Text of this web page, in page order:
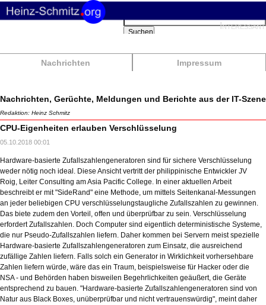
Nachrichten Impressum
Suchbegriffe
Suchen
Nachrichten, Gerüchte, Meldungen und Berichte aus der IT-Szene
Redaktion: Heinz Schmitz
CPU-Eigenheiten erlauben Verschlüsselung
05.10.2018 00:01
Hardware-basierte Zufallszahlengeneratoren sind für sichere Verschlüsselung
weder nötig noch ideal. Diese Ansicht vertritt der philippinische Entwickler JV
Roig, Leiter Consulting am Asia Pacific College. In einer aktuellen Arbeit
beschreibt er mit "SideRand" eine Methode, um mittels Seitenkanal-Messungen
an jeder beliebigen CPU verschlüsselungstaugliche Zufallszahlen zu gewinnen.
Das biete zudem den Vorteil, offen und überprüfbar zu sein. Verschlüsselung
erfordert Zufallszahlen. Doch Computer sind eigentlich deterministische Systeme,
die nur Pseudo-Zufallszahlen liefern. Daher kommen bei Servern meist spezielle
Hardware-basierte Zufallszahlengeneratoren zum Einsatz, die ausreichend
zufällige Zahlen liefern. Falls solch ein Generator in Wirklichkeit vorhersehbare
Zahlen liefern würde, wäre das ein Traum, beispielsweise für Hacker oder die
NSA - und Behörden haben bisweilen Begehrlichkeiten geäußert, die Geräte
entsprechend zu bauen. "Hardware-basierte Zufallszahlengeneratoren sind von
Natur aus Black Boxes, unüberprüfbar und nicht vertrauenswürdig", meint daher